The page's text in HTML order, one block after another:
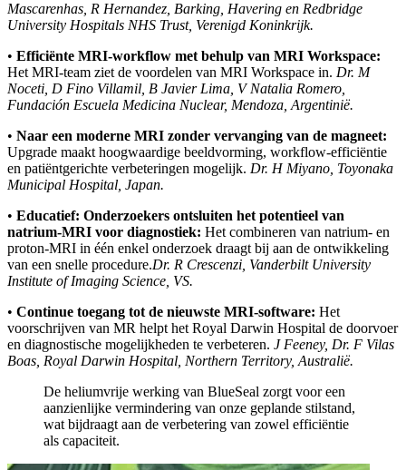
Mascarenhas, R Hernandez, Barking, Havering en Redbridge
University Hospitals NHS Trust, Verenigd Koninkrijk.
• Efficiënte MRI-workflow met behulp van MRI Workspace:
Het MRI-team ziet de voordelen van MRI Workspace in. Dr. M
Noceti, D Fino Villamil, B Javier Lima, V Natalia Romero,
Fundación Escuela Medicina Nuclear, Mendoza, Argentinië.
• Naar een moderne MRI zonder vervanging van de magneet:
Upgrade maakt hoogwaardige beeldvorming, workflow-efficiëntie
en patiëntgerichte verbeteringen mogelijk. Dr. H Miyano, Toyonaka
Municipal Hospital, Japan.
• Educatief: Onderzoekers ontsluiten het potentieel van
natrium-MRI voor diagnostiek: Het combineren van natrium- en
proton-MRI in één enkel onderzoek draagt bij aan de ontwikkeling
van een snelle procedure.Dr. R Crescenzi, Vanderbilt University
Institute of Imaging Science, VS.
• Continue toegang tot de nieuwste MRI-software: Het
voorschrijven van MR helpt het Royal Darwin Hospital de doorvoer
en diagnostische mogelijkheden te verbeteren. J Feeney, Dr. F Vilas
Boas, Royal Darwin Hospital, Northern Territory, Australië.
De heliumvrije werking van BlueSeal zorgt voor een
aanzienlijke vermindering van onze geplande stilstand,
wat bijdraagt aan de verbetering van zowel efficiëntie
als capaciteit.